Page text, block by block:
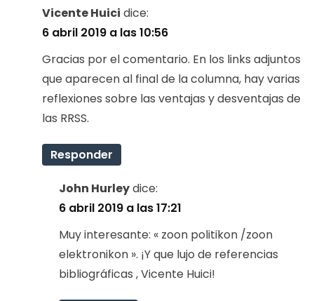
Vicente Huici dice:
6 abril 2019 a las 10:56
Gracias por el comentario. En los links adjuntos
que aparecen al final de la columna, hay varias
reflexiones sobre las ventajas y desventajas de
las RRSS.
Responder
John Hurleydice:
6 abril 2019 a las 17:21
Muy interesante: « zoon politikon /zoon
elektronikon ». ¡Y que lujo de referencias
bibliográficas , Vicente Huici!